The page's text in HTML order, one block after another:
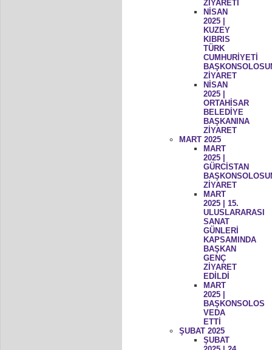
ZİYARETİ
NİSAN
2025 |
KUZEY
KIBRIS
TÜRK
CUMHURİYETİ
ZİYARET
NİSAN
2025 |
ORTAHİSAR
BELEDİYE
BAŞKANINA
ZİYARET
MART 2025
MART
2025 |
GÜRCİSTAN
ZİYARET
MART
2025 | 15.
ULUSLARARASI
SANAT
GÜNLERİ
KAPSAMINDA
BAŞKAN
GENÇ
ZİYARET
EDİLDİ
MART
2025 |
BAŞKONSOLOS
VEDA
ETTİ
ŞUBAT 2025
ŞUBAT